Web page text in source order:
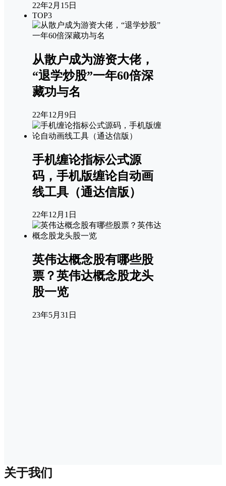
22年2月15日
TOP3
从散户成为游资大佬，
“退学炒股”一年60倍深
藏功与名
22年12月9日
手机缠论指标公式源
码，手机版缠论自动画
线工具（通达信版）
22年12月1日
英伟达概念股有哪些股
票？英伟达概念股龙头
股一览
23年5月31日
关于我们